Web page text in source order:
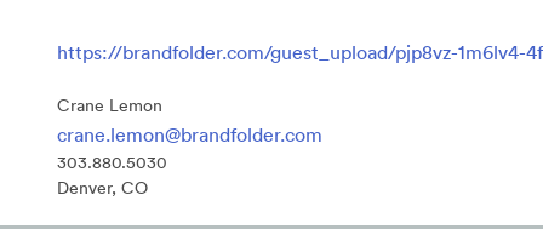
https://brandfolder.com/guest_upload/pjp8vz-1m6lv4-
Crane Lemon
crane.lemon@brandfolder.com
303.880.5030
Denver, CO